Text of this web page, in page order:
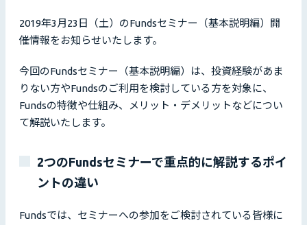
2019年3月23日（土）のFundsセミナー（基本説明編）開
催情報をお知らせいたします。
今回のFundsセミナー（基本説明編）は、投資経験があま
りない方やFundsのご利用を検討している方を対象に、
Fundsの特徴や仕組み、メリット・デメリットなどについ
て解説いたします。
2つのFundsセミナーで重点的に解説するポイ
ントの違い
Fundsでは、セミナーへの参加をご検討されている皆様に